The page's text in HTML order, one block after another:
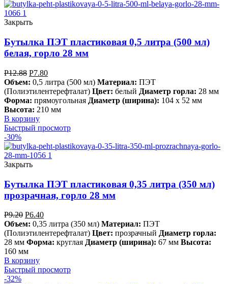
Закрыть
Бутылка ПЭТ пластиковая 0,5 литра (500 мл)
белая, горло 28 мм
Р12.88 Р7.80
Объем: 0,5 литра (500 мл) Материал: ПЭТ
(Полиэтилентерефталат) Цвет: белый Диаметр горла: 28 мм
Форма: прямоугольная Диаметр (ширина): 104 х 52 мм
Высота: 210 мм
В корзину
Быстрый просмотр
-30%
Закрыть
Бутылка ПЭТ пластиковая 0,35 литра (350 мл)
прозрачная, горло 28 мм
Р9.20 Р6.40
Объем: 0,35 литра (350 мл) Материал: ПЭТ
(Полиэтилентерефталат) Цвет: прозрачный Диаметр горла:
28 мм Форма: круглая Диаметр (ширина): 67 мм Высота:
160 мм
В корзину
Быстрый просмотр
-32%